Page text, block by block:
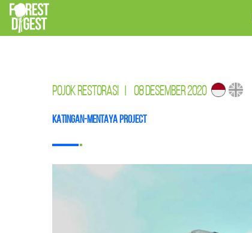
POJOK RESTORASI 08 DESEMBER 2020
Katingan-Mentaya Project